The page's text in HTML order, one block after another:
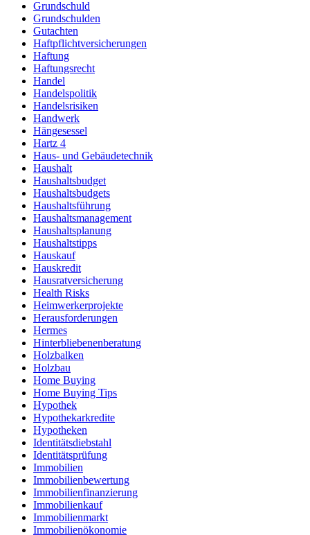
Grundschuld
Grundschulden
Gutachten
Haftpflichtversicherungen
Haftung
Haftungsrecht
Handel
Handelspolitik
Handelsrisiken
Handwerk
Hängesessel
Hartz 4
Haus- und Gebäudetechnik
Haushalt
Haushaltsbudget
Haushaltsbudgets
Haushaltsführung
Haushaltsmanagement
Haushaltsplanung
Haushaltstipps
Hauskauf
Hauskredit
Hausratversicherung
Health Risks
Heimwerkerprojekte
Herausforderungen
Hermes
Hinterbliebenenberatung
Holzbalken
Holzbau
Home Buying
Home Buying Tips
Hypothek
Hypothekarkredite
Hypotheken
Identitätsdiebstahl
Identitätsprüfung
Immobilien
Immobilienbewertung
Immobilienfinanzierung
Immobilienkauf
Immobilienmarkt
Immobilienökonomie